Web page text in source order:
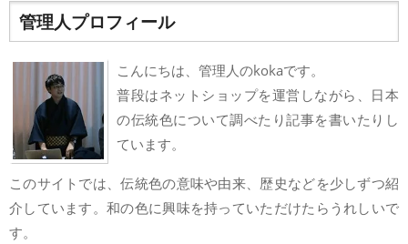
管理人プロフィール
こんにちは、管理人のkokaです。
普段はネットショップを運営しながら、日本
の伝統色について調べたり記事を書いたりし
ています。
このサイトでは、伝統色の意味や由来、歴史などを少しずつ紹
介しています。和の色に興味を持っていただけたらうれしいで
す。